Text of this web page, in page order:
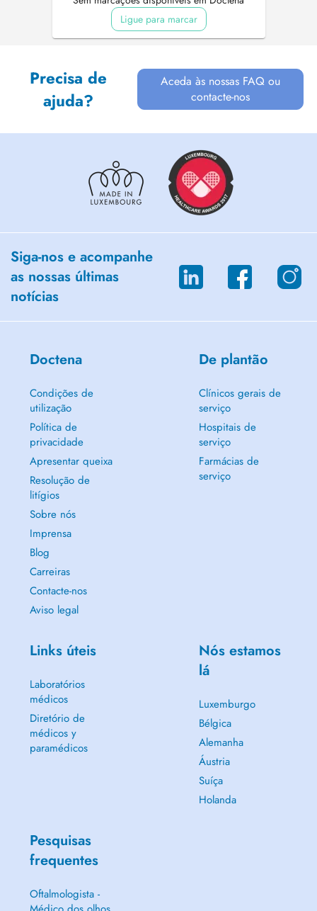
Ligue para marcar
Precisa de
ajuda?
Aceda às nossas FAQ ou
contacte-nos
Siga-nos e acompanhe
as nossas últimas
notícias
Doctena
Condições de
utilização
Política de
privacidade
Apresentar queixa
Resolução de
litígios
Sobre nós
Imprensa
Blog
Carreiras
Contacte-nos
Aviso legal
De plantão
Clínicos gerais de
serviço
Hospitais de
serviço
Farmácias de
serviço
Links úteis
Laboratórios
médicos
Diretório de
médicos y
paramédicos
Nós estamos
lá
Luxemburgo
Bélgica
Alemanha
Áustria
Suíça
Holanda
Pesquisas
frequentes
Oftalmologista -